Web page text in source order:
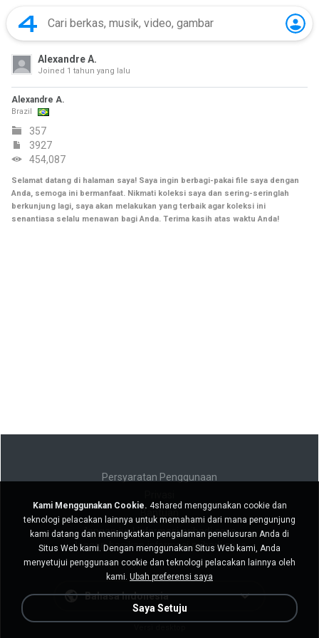
Alexandre A.
Joined 1 tahun yang lalu
Alexandre A.
Brazil
357
3927
454,087
Selamat datang di halaman saya! Saya ingin berbagi-pakai file saya dengan
Anda, semoga ini bermanfaat. Nikmati koleksi saya dan sering-seringlah
berkunjung lagi, saya akan melakukan yang terbaik agar koleksi ini
senantiasa selalu menawan bagi Anda. Terima kasih atas waktu Anda!
Persyaratan Penggunaan
Jangan jual informasi pribadi saya
Jangan bagikan informasi pribadi saya
Bahasa Indonesia
Kami Menggunakan Cookie. 4shared menggunakan cookie dan
teknologi pelacakan lainnya untuk memahami dari mana pengunjung
kami datang dan meningkatkan pengalaman penelusuran Anda di
Situs Web kami. Dengan menggunakan Situs Web kami, Anda
menyetujui penggunaan cookie dan teknologi pelacakan lainnya oleh
kami. Ubah preferensi saya
Saya Setuju